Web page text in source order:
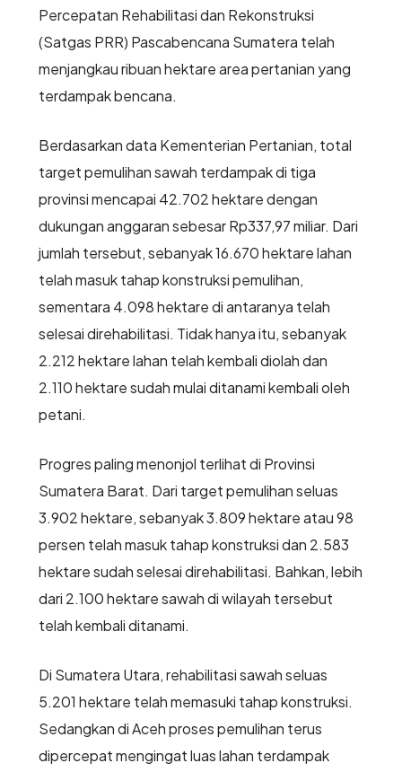
Percepatan Rehabilitasi dan Rekonstruksi
(Satgas PRR) Pascabencana Sumatera telah
menjangkau ribuan hektare area pertanian yang
terdampak bencana.
Berdasarkan data Kementerian Pertanian, total
target pemulihan sawah terdampak di tiga
provinsi mencapai 42.702 hektare dengan
dukungan anggaran sebesar Rp337,97 miliar. Dari
jumlah tersebut, sebanyak 16.670 hektare lahan
telah masuk tahap konstruksi pemulihan,
sementara 4.098 hektare di antaranya telah
selesai direhabilitasi. Tidak hanya itu, sebanyak
2.212 hektare lahan telah kembali diolah dan
2.110 hektare sudah mulai ditanami kembali oleh
petani.
Progres paling menonjol terlihat di Provinsi
Sumatera Barat. Dari target pemulihan seluas
3.902 hektare, sebanyak 3.809 hektare atau 98
persen telah masuk tahap konstruksi dan 2.583
hektare sudah selesai direhabilitasi. Bahkan, lebih
dari 2.100 hektare sawah di wilayah tersebut
telah kembali ditanami.
Di Sumatera Utara, rehabilitasi sawah seluas
5.201 hektare telah memasuki tahap konstruksi.
Sedangkan di Aceh proses pemulihan terus
dipercepat mengingat luas lahan terdampak